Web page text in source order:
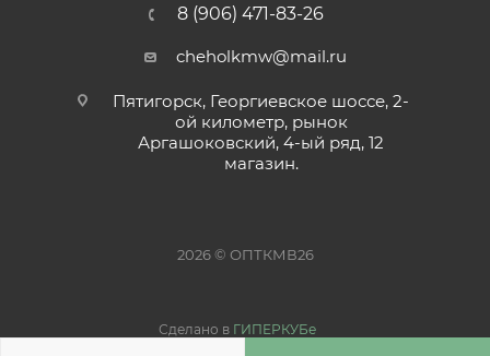
8 (906) 471-83-26
cheholkmw@mail.ru
Пятигорск, Георгиевское шоссе, 2-
ой километр, рынок
Аргашоковский, 4-ый ряд, 12
магазин.
2026 © ОПТКМВ26
Сделано в ГИПЕРКУБе